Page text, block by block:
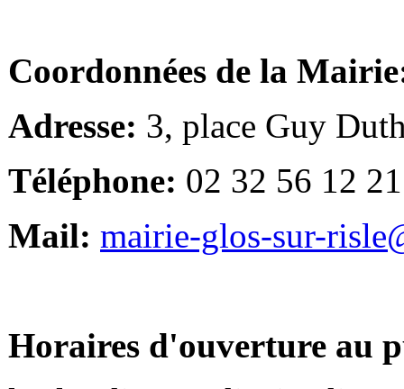
Coordonnées de la
Adresse: 3, place Guy
Téléphone: 02 32 56 12 21
Mail: mairie-glos-sur-
Horaires d'ouverture au